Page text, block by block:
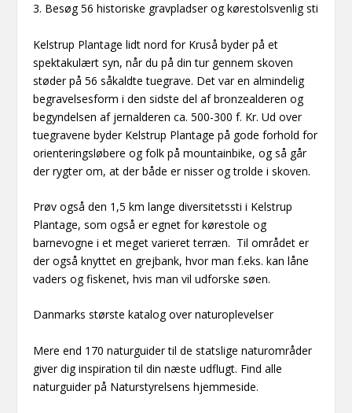
3. Besøg 56 historiske gravpladser og kørestolsvenlig sti
Kelstrup Plantage lidt nord for Kruså byder på et
spektakulært syn, når du på din tur gennem skoven
støder på 56 såkaldte tuegrave. Det var en almindelig
begravelsesform i den sidste del af bronzealderen og
begyndelsen af jernalderen ca. 500-300 f. Kr. Ud over
tuegravene byder Kelstrup Plantage på gode forhold for
orienteringsløbere og folk på mountainbike, og så går
der rygter om, at der både er nisser og trolde i skoven.
Prøv også den 1,5 km lange diversitetssti i Kelstrup
Plantage, som også er egnet for kørestole og
barnevogne i et meget varieret terræn. Til området er
der også knyttet en grejbank, hvor man f.eks. kan låne
vaders og fiskenet, hvis man vil udforske søen.
Danmarks største katalog over naturoplevelser
Mere end 170 naturguider til de statslige naturområder
giver dig inspiration til din næste udflugt. Find alle
naturguider på Naturstyrelsens hjemmeside.